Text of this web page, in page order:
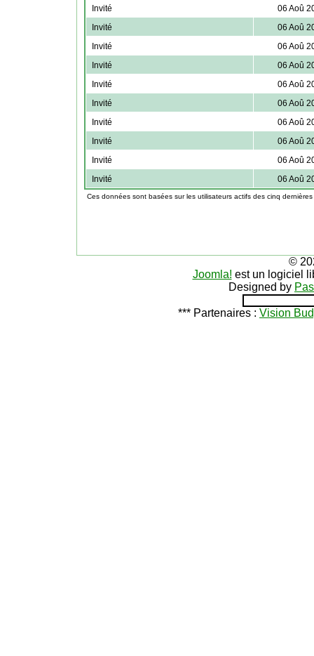
Invité
06 Aoû
Invité
06 Aoû
Invité
06 Aoû
Invité
06 Aoû
Invité
06 Aoû
Invité
06 Aoû
Invité
06 Aoû
Invité
06 Aoû
Invité
06 Aoû
Invité
06 Aoû
Ces données sont basées sur les utilisateurs actifs des cinq dernières
©
Joomla! est un logiciel
Designed by
*** Partenaires : Vision